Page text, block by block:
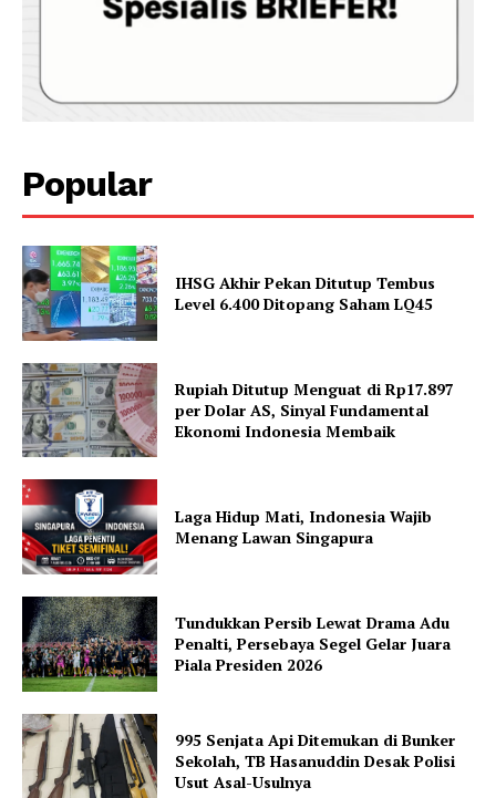
Popular
IHSG Akhir Pekan Ditutup Tembus
Level 6.400 Ditopang Saham LQ45
Rupiah Ditutup Menguat di Rp17.897
per Dolar AS, Sinyal Fundamental
Ekonomi Indonesia Membaik
Laga Hidup Mati, Indonesia Wajib
Menang Lawan Singapura
Tundukkan Persib Lewat Drama Adu
Penalti, Persebaya Segel Gelar Juara
Piala Presiden 2026
995 Senjata Api Ditemukan di Bunker
Sekolah, TB Hasanuddin Desak Polisi
Usut Asal-Usulnya